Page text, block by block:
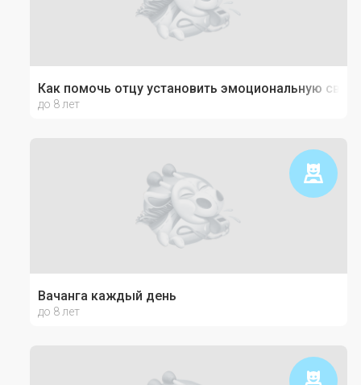
Как помочь отцу установить эмоциональную
до 8 лет
Вачанга каждый день
до 8 лет